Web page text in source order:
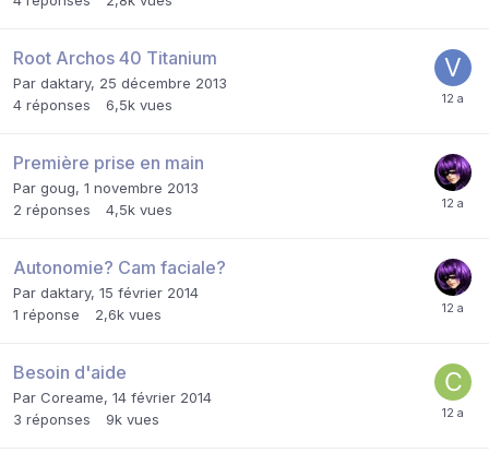
Root Archos 40 Titanium
Par daktary, 25 décembre 2013
4 réponses 6,5k vues
Première prise en main
Par goug, 1 novembre 2013
2 réponses 4,5k vues
Autonomie? Cam faciale?
Par daktary, 15 février 2014
1 réponse 2,6k vues
Besoin d'aide
Par Coreame, 14 février 2014
3 réponses 9k vues